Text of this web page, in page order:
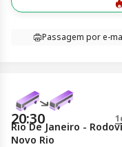
Passagem por e-
20:30
Rio De Janeiro -
Novo Rio